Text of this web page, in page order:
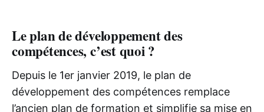
Le plan de développement des
compétences, c’est quoi ?
Depuis le 1er janvier 2019, le plan de
développement des compétences remplace
l’ancien plan de formation et simplifie sa mise en